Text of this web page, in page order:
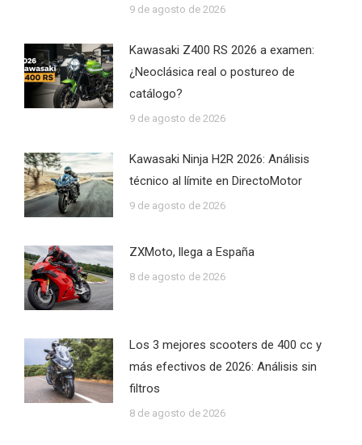
9 de agosto de 2026
Kawasaki Z400 RS 2026 a examen:
¿Neoclásica real o postureo de
catálogo?
9 de agosto de 2026
Kawasaki Ninja H2R 2026: Análisis
técnico al límite en DirectoMotor
9 de agosto de 2026
ZXMoto, llega a España
8 de agosto de 2026
Los 3 mejores scooters de 400 cc y
más efectivos de 2026: Análisis sin
filtros
8 de agosto de 2026